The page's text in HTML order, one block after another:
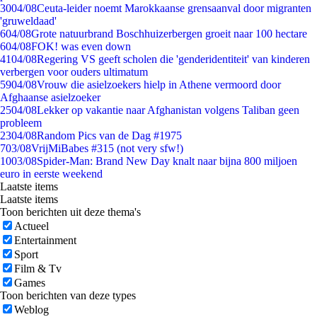
3004/08Ceuta-leider noemt Marokkaanse grensaanval door migranten
'gruweldaad'
604/08Grote natuurbrand Boschhuizerbergen groeit naar 100 hectare
604/08FOK! was even down
4104/08Regering VS geeft scholen die 'genderidentiteit' van kinderen
verbergen voor ouders ultimatum
5904/08Vrouw die asielzoekers hielp in Athene vermoord door
Afghaanse asielzoeker
2504/08Lekker op vakantie naar Afghanistan volgens Taliban geen
probleem
2304/08Random Pics van de Dag #1975
703/08VrijMiBabes #315 (not very sfw!)
1003/08Spider-Man: Brand New Day knalt naar bijna 800 miljoen
euro in eerste weekend
Laatste items
Laatste items
Toon berichten uit deze thema's
Actueel
Entertainment
Sport
Film & Tv
Games
Toon berichten van deze types
Weblog